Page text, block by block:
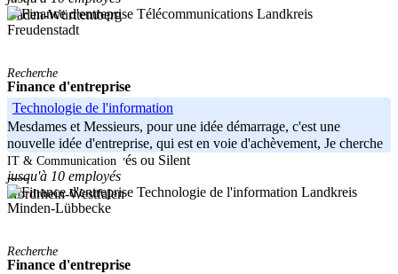
Baden-Württemberg
Landkreis
Freudenstadt
Recherche
Finance d'entreprise
Technologie de l'information
Mesdames et Messieurs, pour une idée démarrage, c'est une
nouvelle idée d'entreprise, qui est en voie d'achèvement, Je cherche
des investisseurs privés ou Silent
-----
Nordrhein-Westfalen
IT & Communication
jusqu'à 10 employés
Landkreis
Minden-Lübbecke
Recherche
Finance d'entreprise